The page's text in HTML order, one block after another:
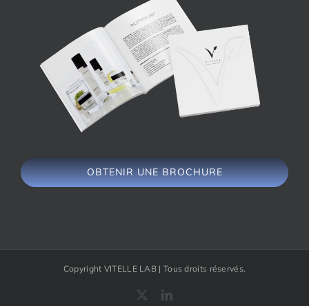
OBTENIR UNE BROCHURE
Copyright VITELLE LAB | Tous droits réservés.
LinkedIn